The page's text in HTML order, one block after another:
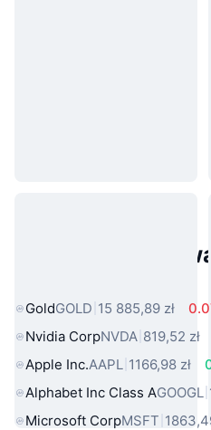
Popularne
GoldGOLD 15 885,89 zł
Nvidia CorpNVDA 819,52 zł
Apple Inc.AAPL 1166,98 zł
Alphabet Inc Class AGOOGL
Microsoft CorpMSFT